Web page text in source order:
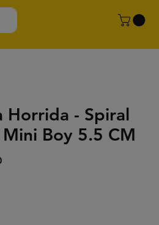
Horrida - Spiral
Boy 5.5 CM
İndirimli